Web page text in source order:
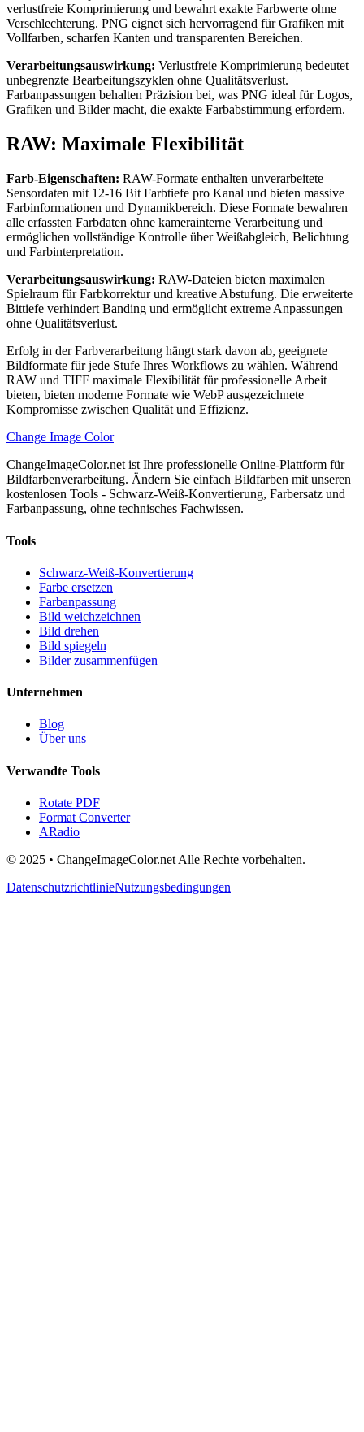
verlustfreie Komprimierung und bewahrt exakte Farbwerte ohne
Verschlechterung. PNG eignet sich hervorragend für Grafiken mit
Vollfarben, scharfen Kanten und transparenten Bereichen.
Verarbeitungsauswirkung: Verlustfreie Komprimierung bedeutet
unbegrenzte Bearbeitungszyklen ohne Qualitätsverlust.
Farbanpassungen behalten Präzision bei, was PNG ideal für Logos,
Grafiken und Bilder macht, die exakte Farbabstimmung erfordern.
RAW: Maximale Flexibilität
Farb-Eigenschaften: RAW-Formate enthalten unverarbeitete
Sensordaten mit 12-16 Bit Farbtiefe pro Kanal und bieten massive
Farbinformationen und Dynamikbereich. Diese Formate bewahren
alle erfassten Farbdaten ohne kamerainterne Verarbeitung und
ermöglichen vollständige Kontrolle über Weißabgleich, Belichtung
und Farbinterpretation.
Verarbeitungsauswirkung: RAW-Dateien bieten maximalen
Spielraum für Farbkorrektur und kreative Abstufung. Die erweiterte
Bittiefe verhindert Banding und ermöglicht extreme Anpassungen
ohne Qualitätsverlust.
Erfolg in der Farbverarbeitung hängt stark davon ab, geeignete
Bildformate für jede Stufe Ihres Workflows zu wählen. Während
RAW und TIFF maximale Flexibilität für professionelle Arbeit
bieten, bieten moderne Formate wie WebP ausgezeichnete
Kompromisse zwischen Qualität und Effizienz.
Change Image Color
ChangeImageColor.net ist Ihre professionelle Online-Plattform für
Bildfarbenverarbeitung. Ändern Sie einfach Bildfarben mit unseren
kostenlosen Tools - Schwarz-Weiß-Konvertierung, Farbersatz und
Farbanpassung, ohne technisches Fachwissen.
Tools
Schwarz-Weiß-Konvertierung
Farbe ersetzen
Farbanpassung
Bild weichzeichnen
Bild drehen
Bild spiegeln
Bilder zusammenfügen
Unternehmen
Blog
Über uns
Verwandte Tools
Rotate PDF
Format Converter
ARadio
© 2025 • ChangeImageColor.net Alle Rechte vorbehalten.
DatenschutzrichtlinieNutzungsbedingungen